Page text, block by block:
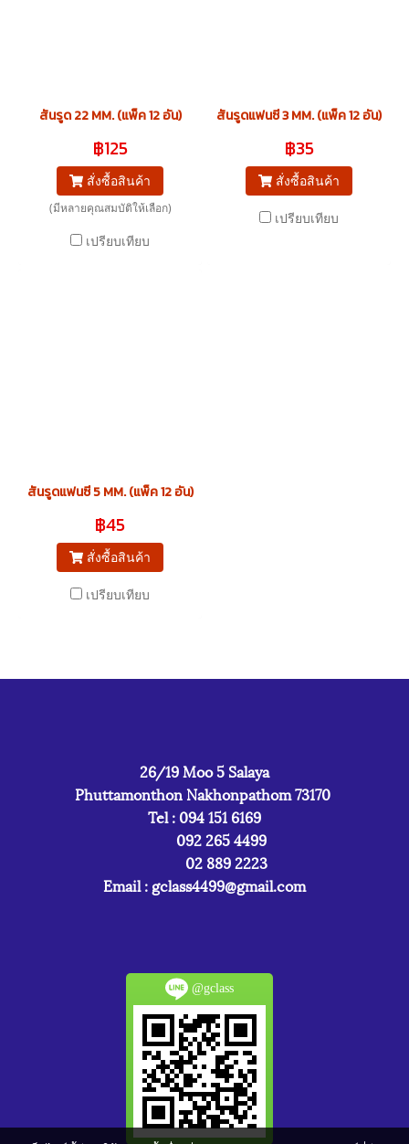
สันรูด 22 MM. (แพ็ค 12 อัน)
฿125
สั่งซื้อสินค้า
(มีหลายคุณสมบัติให้เลือก)
เปรียบเทียบ
สันรูดแฟนซี 3 MM. (แพ็ค 12 อัน)
฿35
สั่งซื้อสินค้า
เปรียบเทียบ
สันรูดแฟนซี 5 MM. (แพ็ค 12 อัน)
฿45
สั่งซื้อสินค้า
เปรียบเทียบ
26/19 Moo 5 Salaya
Phuttamonthon Nakhonpathom 73170
Tel : 094 151 6169
092 265 4499
02 889 2223
Email : gclass4499@gmail.com
@gclass